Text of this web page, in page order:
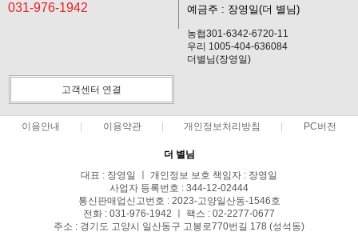
031-976-1942
예금주 : 장영일(더 별님)
농협301-6342-6720-11
우리 1005-404-636084
더별님(장영일)
고객센터 연결
이용안내 이용약관 개인정보처리방침 PC버전
더 별님
대표 : 장영일 ㅣ 개인정보 보호 책임자 : 장영일
사업자 등록번호 : 344-12-02444
통신판매업신고번호 : 2023-고양일산동-1546호
전화 : 031-976-1942 ㅣ 팩스 : 02-2277-0677
주소 : 경기도 고양시 일산동구 고봉로770번길 178 (성석동)